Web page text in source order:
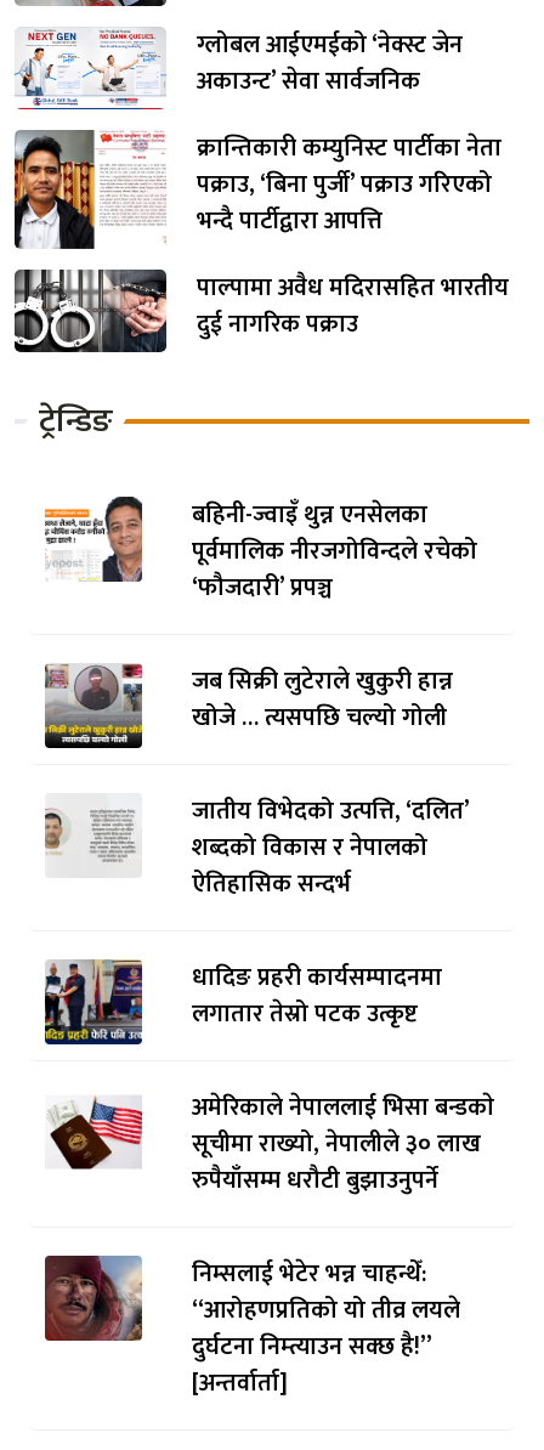
ग्लोबल आईएमईको ‘नेक्स्ट जेन
अकाउन्ट’ सेवा सार्वजनिक
क्रान्तिकारी कम्युनिस्ट पार्टीका नेता
पक्राउ, ‘बिना पुर्जी’ पक्राउ गरिएको
भन्दै पार्टीद्वारा आपत्ति
पाल्पामा अवैध मदिरासहित भारतीय
दुई नागरिक पक्राउ
ट्रेन्डिङ
बहिनी-ज्वाइँ थुन्न एनसेलका
पूर्वमालिक नीरजगोविन्दले रचेको
‘फौजदारी’ प्रपञ्च
जब सिक्री लुटेराले खुकुरी हान्न
खोजे … त्यसपछि चल्यो गोली
जातीय विभेदको उत्पत्ति, ‘दलित’
शब्दको विकास र नेपालको
ऐतिहासिक सन्दर्भ
धादिङ प्रहरी कार्यसम्पादनमा
लगातार तेस्रो पटक उत्कृष्ट
अमेरिकाले नेपाललाई भिसा बन्डकाे
सूचीमा राख्यो, नेपालीले ३० लाख
रुपैयाँसम्म धरौटी बुझाउनुपर्ने
निम्सलाई भेटेर भन्न चाहन्थेँ:
“आरोहणप्रतिको यो तीव्र लयले
दुर्घटना निम्त्याउन सक्छ है!”
[अन्तर्वार्ता]